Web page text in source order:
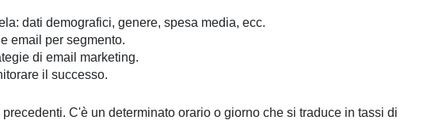
dati demografici, genere, spesa media, ecc.
email per segmento.
di email marketing.
il successo.
C'è un determinato orario o giorno che si traduce in tassi di